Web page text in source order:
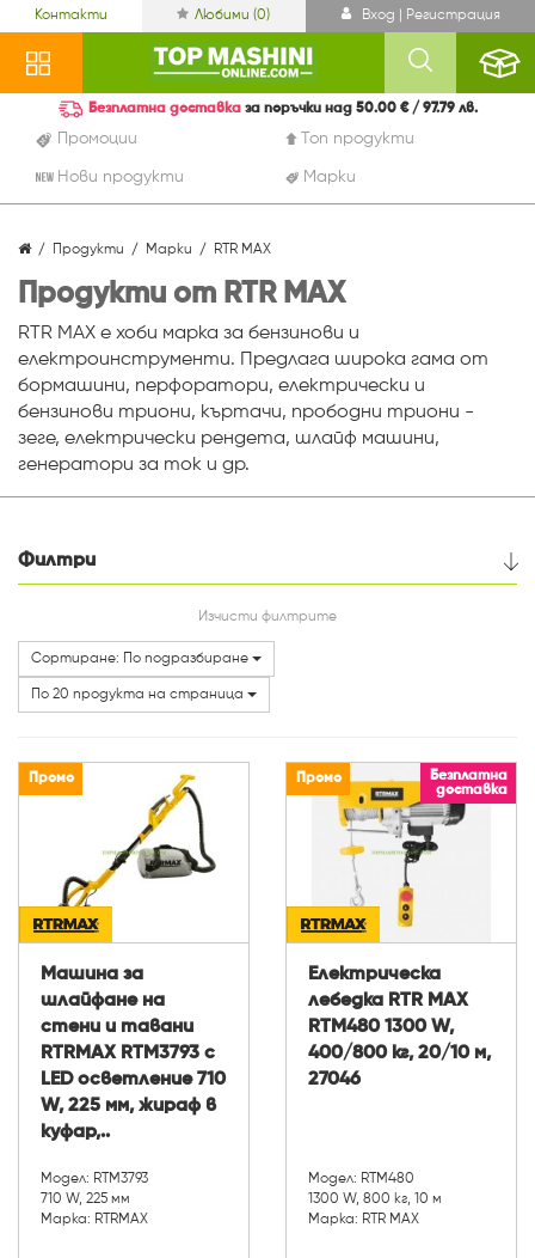
Контакти Любими (0) Вход | Регистрация
Промоции Топ продукти
Нови продукти Марки
Безплатна доставка за поръчки над 50.00 € / 97.79 лв.
Продукти Марки RTR MAX
Продукти от RTR MAX
RTR MAX е хоби марка за бензинови и
електроинструменти. Предлага широка гама от
бормашини, перфоратори, електрически и
бензинови триони, къртачи, прободни триони -
зеге, електрически рендета, шлайф машини,
генератори за ток и др.
Филтри
Категории
Изчисти филтрите
Сортиране: По подразбиране
По 20 продукта на страница
Промо
Машина за
шлайфане на
стени и тавани
RTRMAX RTM3793 с
LED осветление 710
W, 225 мм, жираф в
куфар,..
Модел: RTM3793
710 W, 225 мм
Марка: RTRMAX
Промо
Безплатна
доставка
Електрическа
лебедка RTR MAX
RTM480 1300 W,
400/800 кг, 20/10 м,
27046
Модел: RTM480
1300 W, 800 кг, 10 м
Марка: RTR MAX